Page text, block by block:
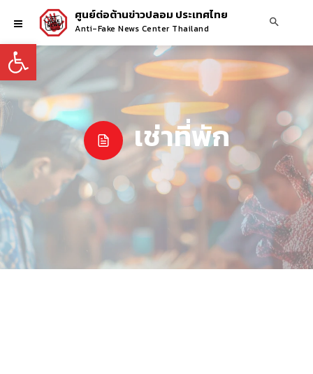
Open toolbar
ศูนย์ต่อต้านข่าวปลอม ประเทศไทย
Anti-Fake News Center Thailand
เช่าที่พัก